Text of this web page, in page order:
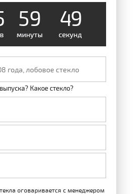
59 48
Какое стекло?
оговаривается с менеджером